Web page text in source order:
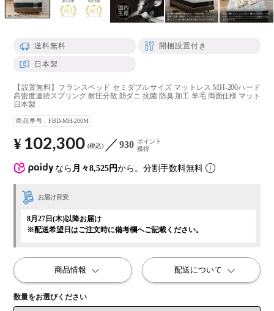
送料無料 開梱設置付き
日本製
【設置無料】フランスベッド セミダブルサイズ マットレス MH-200ハード
高密度連続スプリング 耐圧分散 防ダニ 抗菌 防臭 加工 羊毛 両面仕様 マット
日本製
商品番号 FBD-MH-200M
なら 月々8,525円から。分割手数料無料
¥ 102,300 税込 930 ポイント
獲得
お届け目安
8月27日(木)以降お届け
※配送希望日はご注文時に備考欄へご記載ください。
商品情報 配送について